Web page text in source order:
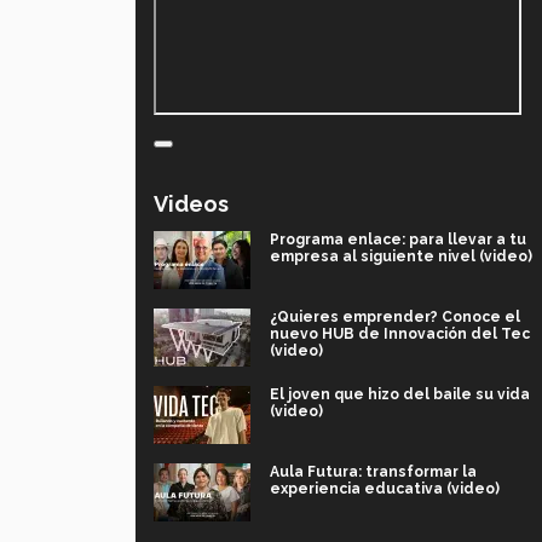
Videos
Programa enlace: para llevar a tu
empresa al siguiente nivel (video)
¿Quieres emprender? Conoce el
nuevo HUB de Innovación del Tec
(video)
El joven que hizo del baile su vida
(video)
Aula Futura: transformar la
experiencia educativa (video)